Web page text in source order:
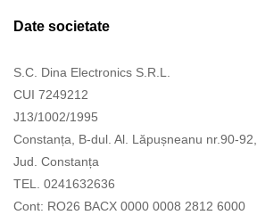
Date societate
S.C. Dina Electronics S.R.L.
CUI 7249212
J13/1002/1995
Constanța, B-dul. Al. Lăpușneanu nr.90-92,
Jud. Constanța
TEL. 0241632636
Cont: RO26 BACX 0000 0008 2812 6000